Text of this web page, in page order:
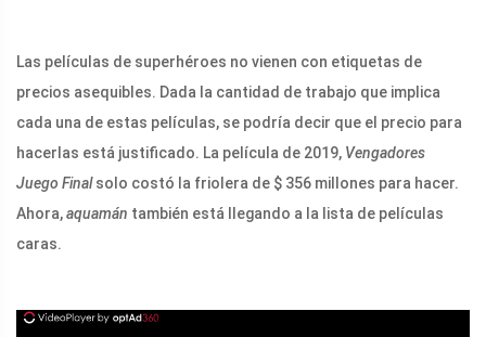
Las películas de superhéroes no vienen con etiquetas de
precios asequibles. Dada la cantidad de trabajo que implica
cada una de estas películas, se podría decir que el precio para
hacerlas está justificado. La película de 2019, Vengadores
Juego Finalsolo costó la friolera de $ 356 millones para hacer.
Ahora,aquamán también está llegando a la lista de películas
caras.